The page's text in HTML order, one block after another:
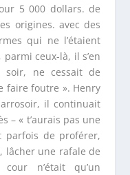
5 000 dollars. de
origines. avec des
qui ne l’étaient
ceux-là, il s’en
ne cessait de
faire foutre ». Henry
il continuait
– « t’aurais pas une
parfois de proférer,
lâcher une rafale de
n’était qu’un